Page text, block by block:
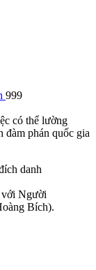
999
có thể lường
đàm phán quốc gia
Người
Bích).